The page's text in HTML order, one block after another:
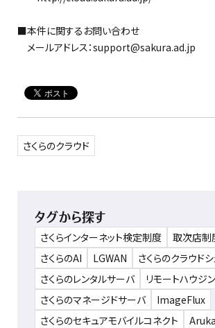
■本件に関するお問い合わせ
メールアドレス：support@sakura.ad.jp
さくらのクラウド
タグから探す
さくらインターネット検定制度 取次店制
さくらのAI
LGWAN
さくらのクラウド
さくらのレンタルサーバ
リモートハウジ
さくらのマネージドサーバ
ImageFlux
さくらのセキュアモバイルコネクト